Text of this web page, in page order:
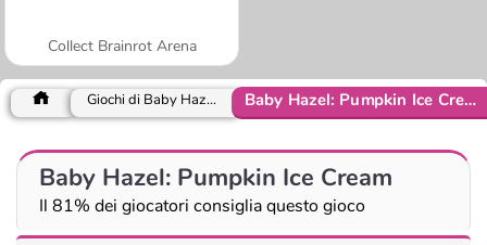
Collect Brainrot Arena
Giochi di Baby Hazel Baby Hazel: Pumpkin Ice Cream
Baby Hazel: Pumpkin Ice Cream
Il 81% dei giocatori consiglia questo gioco